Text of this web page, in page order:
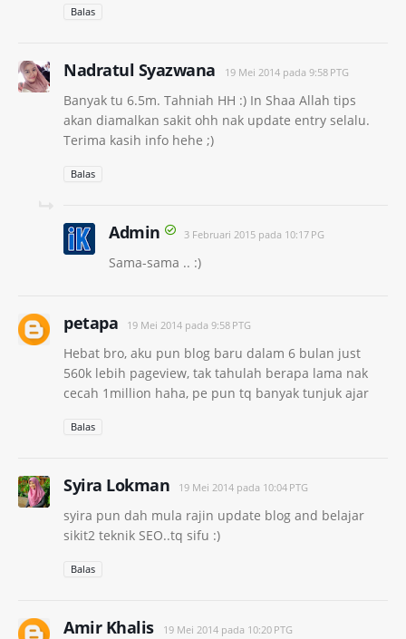
Balas
Nadratul Syazwana 19 Mei 2014 pada 9:58 PTG
Banyak tu 6.5m. Tahniah HH :) In Shaa Allah tips
akan diamalkan sakit ohh nak update entry selalu.
Terima kasih info hehe ;)
Balas
Admin 3 Februari 2015 pada 10:17 PG
Sama-sama .. :)
petapa 19 Mei 2014 pada 9:58 PTG
Hebat bro, aku pun blog baru dalam 6 bulan just
560k lebih pageview, tak tahulah berapa lama nak
cecah 1million haha, pe pun tq banyak tunjuk ajar
Balas
Syira Lokman 19 Mei 2014 pada 10:04 PTG
syira pun dah mula rajin update blog and belajar
sikit2 teknik SEO..tq sifu :)
Balas
Amir Khalis 19 Mei 2014 pada 10:20 PTG